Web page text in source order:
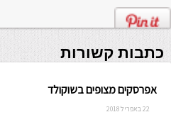
כתבות קשורות
אפרסקים מצופים בשוקולד
22 באפריל 2018